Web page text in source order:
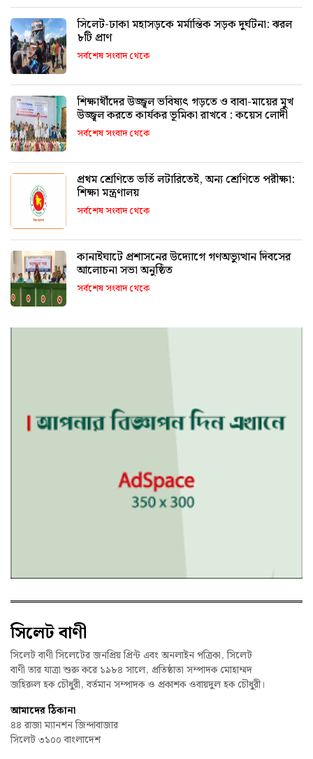
সিলেট-ঢাকা মহাসড়কে মর্মান্তিক সড়ক দুর্ঘটনা: ঝরল
৮টি প্রাণ
সর্বশেষ সংবাদ থেকে
শিক্ষার্থীদের উজ্জ্বল ভবিষ্যৎ গড়তে ও বাবা-মায়ের মুখ
উজ্জ্বল করতে কার্যকর ভূমিকা রাখবে : কয়েস লোদী
সর্বশেষ সংবাদ থেকে
প্রথম শ্রেণিতে ভর্তি লটারিতেই, অন্য শ্রেণিতে পরীক্ষা:
শিক্ষা মন্ত্রণালয়
সর্বশেষ সংবাদ থেকে
কানাইঘাটে প্রশাসনের উদ্যোগে গণঅভ্যুত্থান দিবসের
আলোচনা সভা অনুষ্ঠিত
সর্বশেষ সংবাদ থেকে
সিলেট বাণী
সিলেট বাণী সিলেটের জনপ্রিয় প্রিন্ট এবং অনলাইন পত্রিকা, সিলেট
বাণী তার যাত্রা শুরু করে ১৯৮৪ সালে, প্রতিষ্ঠাতা সম্পাদক মোহাম্মদ
জহিরুল হক চৌধুরী, বর্তমান সম্পাদক ও প্রকাশক ওবায়দুল হক চৌধুরী।
আমাদের ঠিকানা
৪৪ রাজা ম্যানশন জিন্দাবাজার
সিলেট ৩১০০ বাংলাদেশ